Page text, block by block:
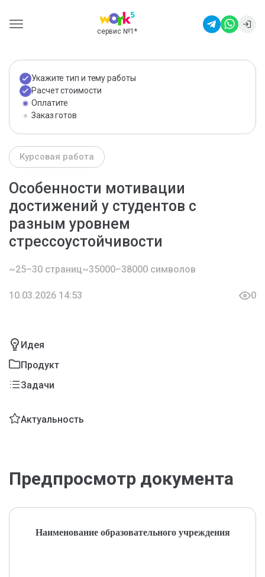
сервис №1 *
Укажите тип и тему работы
Расчет стоимости
Оплатите
Заказ готов
Курсовая работа
Особенности мотивации
достижений у студентов с
разным уровнем
стрессоустойчивости
~25–30 страниц~35000–38000 символов
10.03.2026 14:53 0
Идея
Продукт
Задачи
Актуальность
Предпросмотр документа
Наименование образовательного учреждения